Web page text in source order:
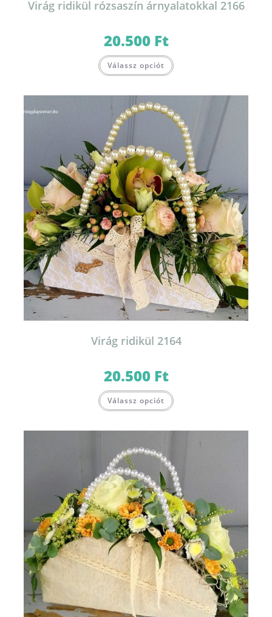
Virág ridikül rózsaszín árnyalatokkal 2166
20.500 Ft
Válassz opciót
Virág ridikül 2164
20.500 Ft
Válassz opciót